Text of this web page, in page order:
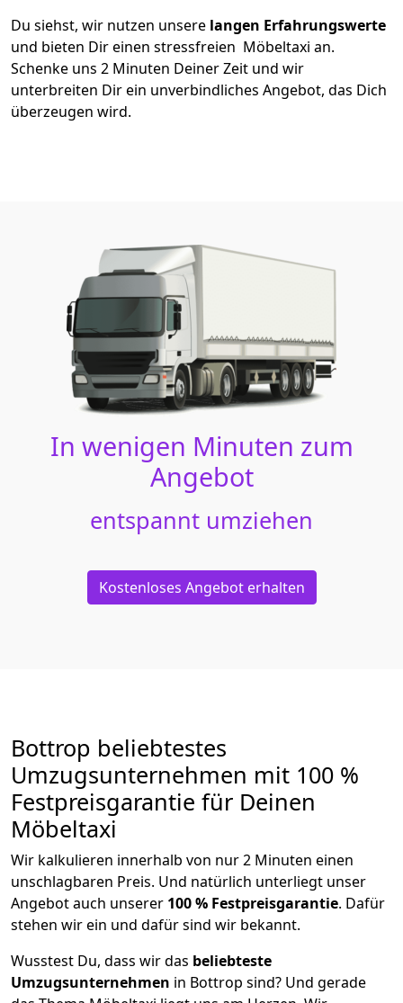
Du siehst, wir nutzen unsere langen Erfahrungswerte
und bieten Dir einen stressfreien Möbeltaxi an.
Schenke uns 2 Minuten Deiner Zeit und wir
unterbreiten Dir ein unverbindliches Angebot, das Dich
überzeugen wird.
In wenigen Minuten zum
Angebot
entspannt umziehen
Kostenloses Angebot erhalten
Bottrop beliebtestes
Umzugsunternehmen mit 100 %
Festpreisgarantie für Deinen
Möbeltaxi
Wir kalkulieren innerhalb von nur 2 Minuten einen
unschlagbaren Preis. Und natürlich unterliegt unser
Angebot auch unserer 100 % Festpreisgarantie. Dafür
stehen wir ein und dafür sind wir bekannt.
Wusstest Du, dass wir das beliebteste
Umzugsunternehmen in Bottrop sind? Und gerade